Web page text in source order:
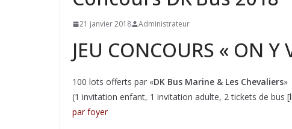
21 janvier 2018 Administrateur
JEU CONCOURS « ON Y
100 lots offerts par «DK Bus Marine & Les Chevaliers»
(1 invitation enfant, 1 invitation adulte, 2 tickets de bus
par foyer